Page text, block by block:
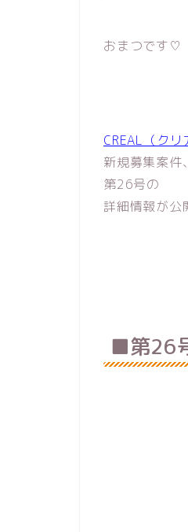
おまつです♡
CREAL（クリ
新規募集案件、
第26号の
詳細情報が公
■第26